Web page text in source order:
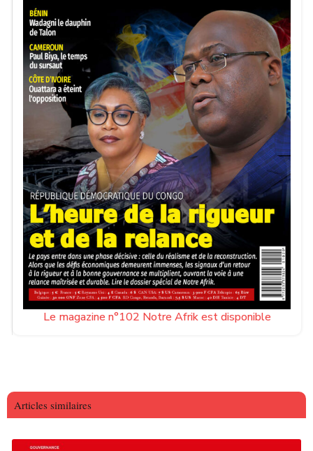
Le magazine n°102 Notre Afrik est disponible
Articles similaires